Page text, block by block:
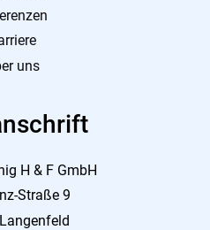
uns
H & F GmbH
Straße 9